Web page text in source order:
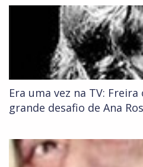
Era uma vez na TV:
grande desafio de Ana